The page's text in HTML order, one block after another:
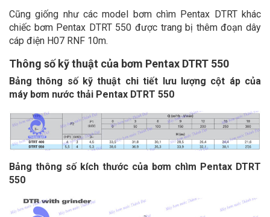
Cũng giống như các model bơm chìm Pentax DTRT khác
chiếc bơm Pentax DTRT 550 được trang bị thêm đoạn dây
cáp điện H07 RNF 10m.
Thông số kỹ thuật của bơm Pentax DTRT 550
Bảng thông số kỹ thuật chi tiết lưu lượng cột áp của
máy bơm nước thải Pentax DTRT 550
Bảng thông số kích thước của bơm chìm Pentax DTRT
550